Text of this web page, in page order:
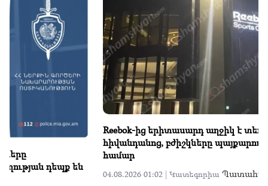
Հրդեհ Արմավիր քաղաքում․ փրկարարները մարել
ավտոմեքենայի բռնկումը